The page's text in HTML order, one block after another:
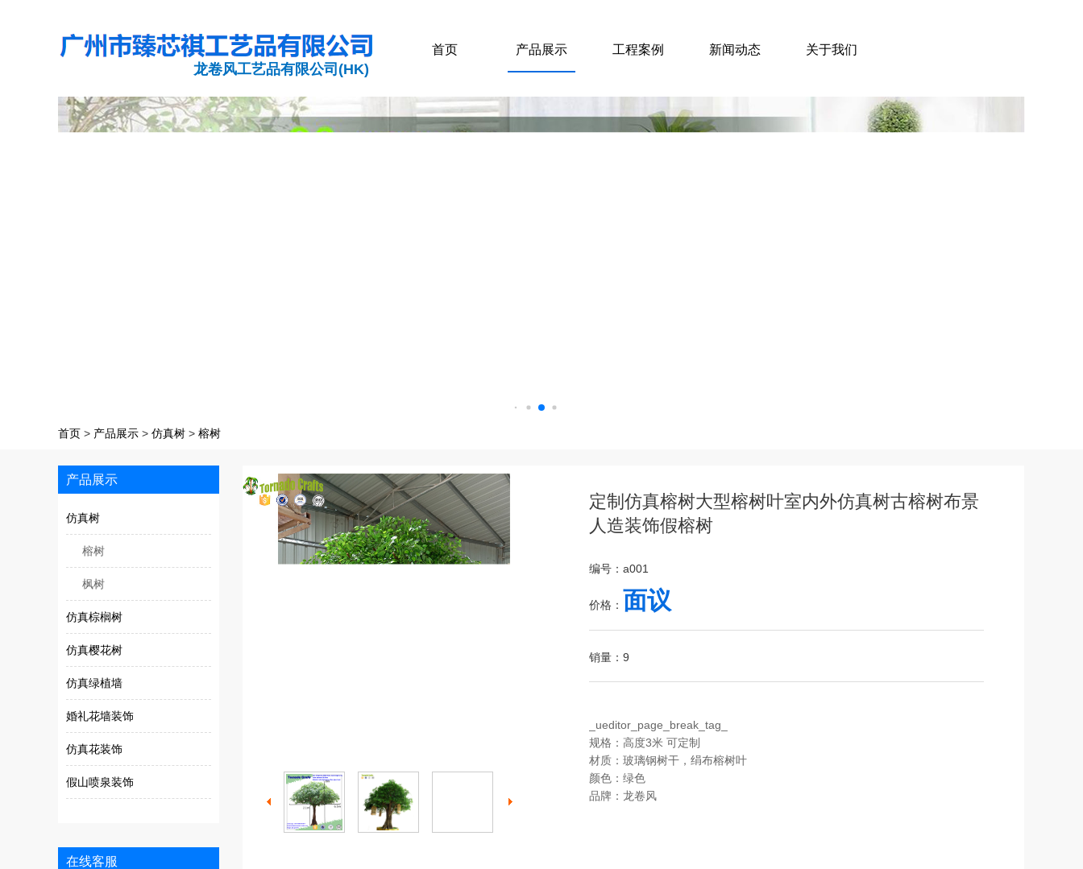
龙卷风工艺品有限公司(HK)
首页 产品展示 工程案例 新闻动态 关于我们
首页 > 产品展示 > 仿真树 > 榕树
产品展示
仿真树
榕树
枫树
仿真棕榈树
仿真樱花树
仿真绿植墙
婚礼花墙装饰
仿真花装饰
假山喷泉装饰
在线客服
定制仿真榕树大型榕树叶室内外仿真树古榕树布景
人造装饰假榕树
编号：a001
价格： 面议
销量：9
_ueditor_page_break_tag_
规格：高度3米 可定制
材质：玻璃钢树干，绢布榕树叶
颜色：绿色
品牌：龙卷风